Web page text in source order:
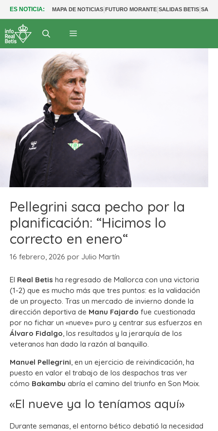
ES NOTICIA: MAPA DE NOTICIAS|FUTURO MORANTE|SALIDAS BETIS|
Pellegrini saca pecho por la
planificación: “Hicimos lo
correcto en enero“
16 febrero, 2026 por Julio Martín
El Real Betis ha regresado de Mallorca con una victoria
(1-2) que es mucho más que tres puntos: es la validación
de un proyecto. Tras un mercado de invierno donde la
dirección deportiva de Manu Fajardo fue cuestionada
por no fichar un «nueve» puro y centrar sus esfuerzos en
Álvaro Fidalgo, los resultados y la jerarquía de los
veteranos han dado la razón al banquillo.
Manuel Pellegrini, en un ejercicio de reivindicación, ha
puesto en valor el trabajo de los despachos tras ver
cómo Bakambu abría el camino del triunfo en Son Moix.
«El nueve ya lo teníamos aquí»
Durante semanas, el entorno bético debatió la necesidad